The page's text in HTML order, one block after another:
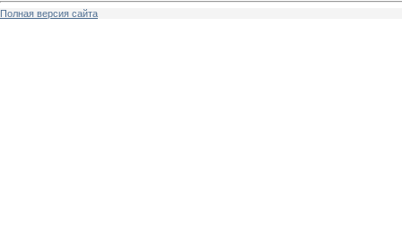
Полная версия сайта